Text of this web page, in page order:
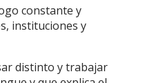
constante y
instituciones y
distinto y trabajar